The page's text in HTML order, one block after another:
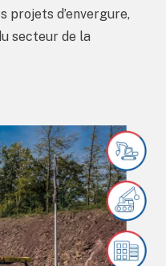
projets d’envergure,
secteur de la